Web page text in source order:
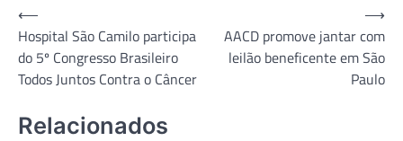
Navegação
de
Post
⟵
Hospital São Camilo participa
do 5º Congresso Brasileiro
Todos Juntos Contra o Câncer
AACD promove jantar com
leilão beneficente em São
Paulo
⟶
Relacionados